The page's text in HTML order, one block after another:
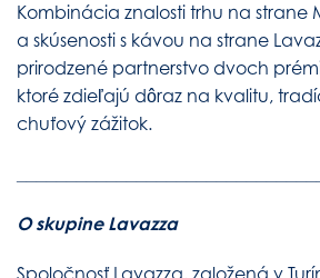
Kombinácia znalosti trhu na strane
a skúsenosti s kávou na strane
prirodzené partnerstvo dvoch
ktoré zdieľajú dôraz na kvalitu,
chuťový zážitok.
O skupine Lavazza